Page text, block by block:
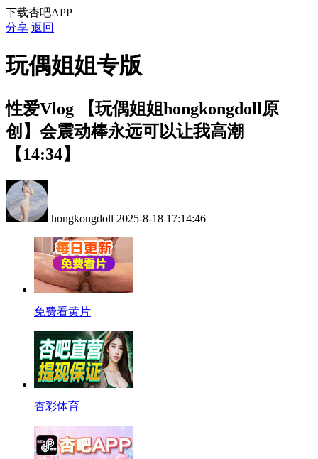
下载杏吧APP
分享 返回
玩偶姐姐专版
性爱Vlog
【玩偶姐姐hongkongdoll原
创】会震动棒永远可以让我高潮
【14:34】
hongkongdoll 2025-8-18 17:14:46
免费看黄片
杏彩体育